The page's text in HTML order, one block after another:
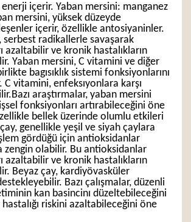
enerji içerir. Yaban mersini: manganez
mersini, yüksek düzeyde
içerir, özellikle antosiyaninler.
serbest radikallerle savaşarak
azaltabilir ve kronik hastalıkların
Yaban mersini, C vitamini ve diğer
bagısıklık sistemi fonksiyonlarını
vitamini, enfeksıyonlara karşı
araştırmalar, yaban mersini
fonksiyonları artırabileceğini öne
bellek üzerinde olumlu etkileri
genellikle yeşil ve siyah çaylara
gördüğü için antioksidanlar
zengin olabilir. Bu antioksidanlar
azaltabilir ve kronik hastalıkların
Beyaz çay, kardiyövasküler
Bazı çalışmalar, düzenli
kan basincinı düzeltebileceğini
riskini azaltabileceğini öne